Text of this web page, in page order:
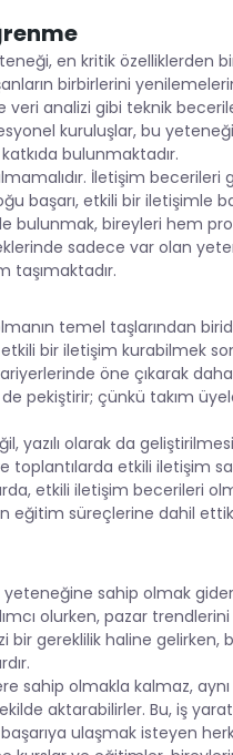
en kritik özelliklerden
birbirlerini
analizi gibi teknik
kuruluşlar, bu
bulunmaktadır.
İletişim
başarı, etkili bir iletişimle
bulunmak, bireyleri hem
sadece var olan
temel taşlarından
bir iletişim kurabilmek
öne çıkarak daha
pekiştirir; çünkü takım
olarak da
toplantılarda etkili iletişim
etkili iletişim becerileri
eğitim süreçlerine dahil
yeteneğine sahip olmak
olurken, pazar
bir gereklilik haline gelirken,
sahip olmakla kalmaz,
aktarabilirler. Bu, iş
ulaşmak isteyen